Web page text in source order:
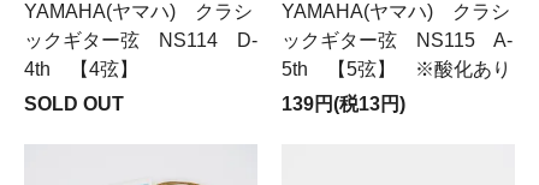
YAMAHA(ヤマハ) クラシ
ックギター弦 NS114 D-
4th 【4弦】
SOLD OUT
YAMAHA(ヤマハ) クラシ
ックギター弦 NS115 A-
5th 【5弦】 ※酸化あり
139円(税13円)